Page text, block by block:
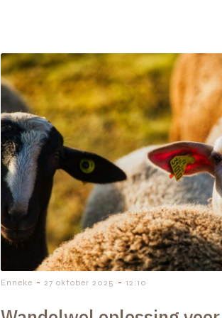
Enneke - 27 oktober 2025 - 12:10